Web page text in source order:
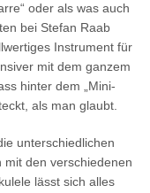
oder als was auch
bei Stefan Raab
Instrument für
mit dem ganzem
hinter dem „Mini-
als man glaubt.
unterschiedlichen
den verschiedenen
lässt sich alles